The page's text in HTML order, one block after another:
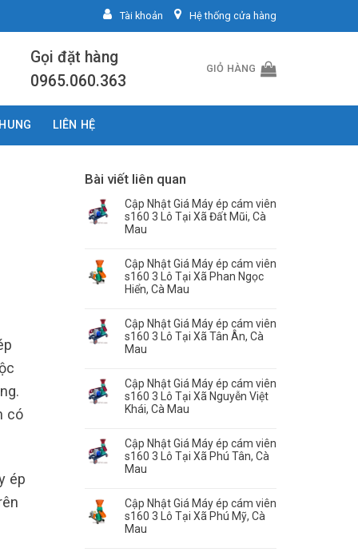
Tài khoản Hệ thống cửa hàng
Gọi đặt hàng
0965.060.363
GIỎ HÀNG
LIÊN HỆ
có
ép
Bài viết liên quan
Cập Nhật Giá Máy ép cám viên
s160 3 Lô Tại Xã Đất Mũi, Cà
Mau
Cập Nhật Giá Máy ép cám viên
s160 3 Lô Tại Xã Phan Ngọc
Hiển, Cà Mau
Cập Nhật Giá Máy ép cám viên
s160 3 Lô Tại Xã Tân Ân, Cà
Mau
Cập Nhật Giá Máy ép cám viên
s160 3 Lô Tại Xã Nguyễn Việt
Khái, Cà Mau
Cập Nhật Giá Máy ép cám viên
s160 3 Lô Tại Xã Phú Tân, Cà
Mau
Cập Nhật Giá Máy ép cám viên
s160 3 Lô Tại Xã Phú Mỹ, Cà
Mau